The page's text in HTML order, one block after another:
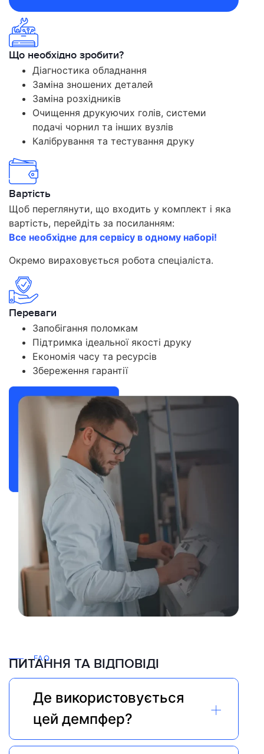
Що необхідно зробити?
Діагностика обладнання
Заміна зношених деталей
Заміна розхідників
Очищення друкуючих голів, системи
подачі чорнил та інших вузлів
Калібрування та тестування друку
Вартість
Щоб переглянути, що входить у комплект і яка
вартість, перейдіть за посиланням:
Все необхідне для сервісу в одному наборі!
Окремо вираховується робота спеціаліста.
Переваги
Запобігання поломкам
Підтримка ідеальної якості друку
Економія часу та ресурсів
Збереження гарантії
FAQ
ПИТАННЯ ТА ВІДПОВІДІ
Де використовується
цей демпфер?
+